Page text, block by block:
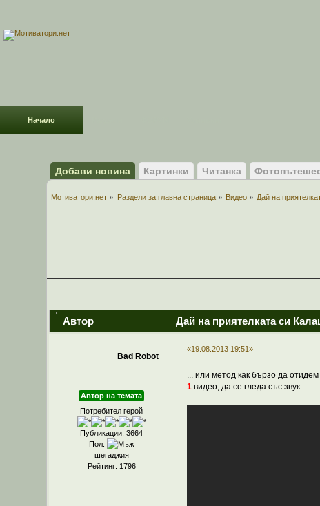
Начало
Добави новина Картинки Читанка
Мотиватори.нет » Раздели за главна страница» Видео » Дай на
Автор Дай на приятелката си
Bad Robot
Автор на темата
Потребител герой
Публикации: 3664
Пол:
шегаджия
Рейтинг: 1796
«19.08.2013 19:51»
... или метод как бързо да
1видео, да се гледа със звук: